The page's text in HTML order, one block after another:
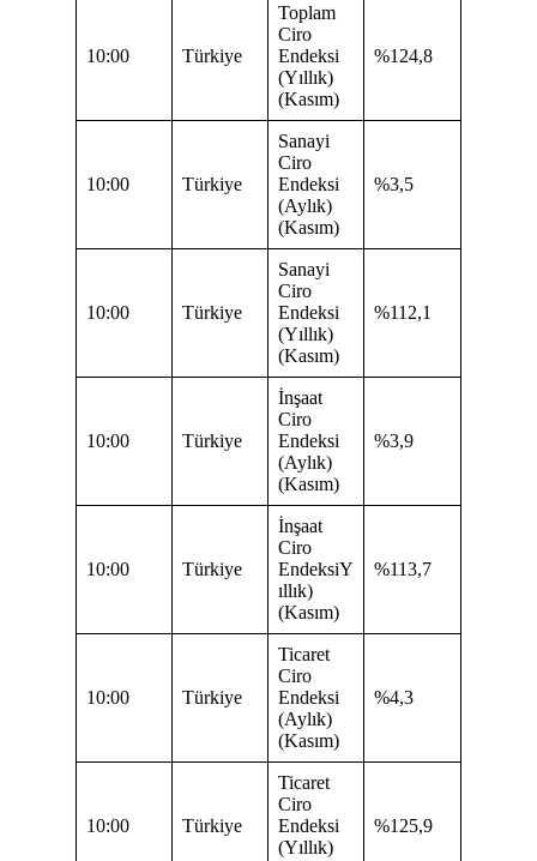
10:00 Türkiye
Toplam
Ciro
Endeksi
(Yıllık)
(Kasım)
%124,8
10:00 Türkiye
Sanayi
Ciro
Endeksi
(Aylık)
(Kasım)
%3,5
10:00 Türkiye
Sanayi
Ciro
Endeksi
(Yıllık)
(Kasım)
%112,1
10:00 Türkiye
İnşaat
Ciro
Endeksi
(Aylık)
(Kasım)
%3,9
10:00 Türkiye
İnşaat
Ciro
EndeksiY
ıllık)
(Kasım)
%113,7
10:00 Türkiye
Ticaret
Ciro
Endeksi
(Aylık)
(Kasım)
%4,3
10:00 Türkiye
Ticaret
Ciro
Endeksi
(Yıllık)
%125,9